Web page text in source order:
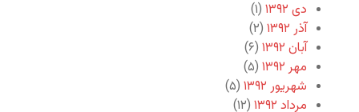
دی ۱۳۹۲
(۱)
آذر ۱۳۹۲
(۲)
آبان ۱۳۹۲
(۶)
مهر ۱۳۹۲
(۵)
شهریور ۱۳۹۲
(۵)
مرداد ۱۳۹۲
(۱۲)